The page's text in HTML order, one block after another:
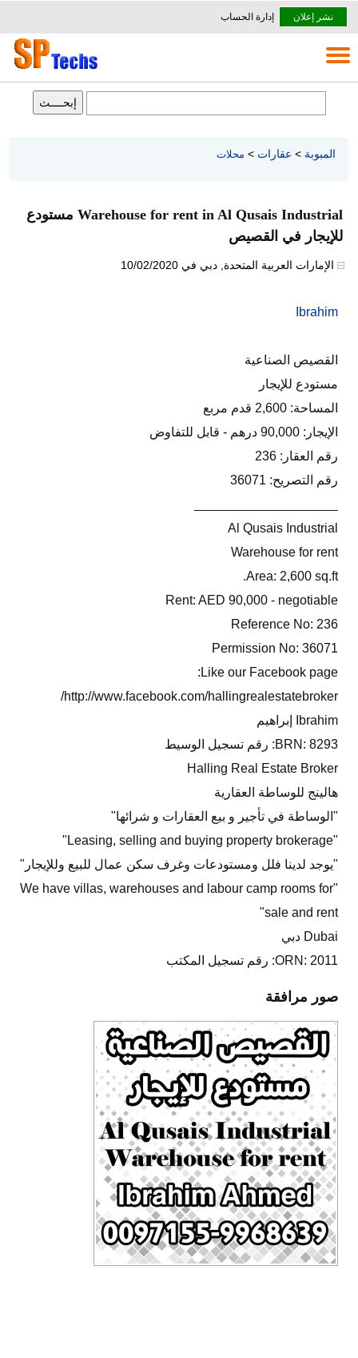
نشر إعلان إدارة الحساب
المبوبة > عقارات > محلات
Warehouse for rent in Al Qusais Industrial مستودع
للإيجار في القصيص
الإمارات العربية المتحدة ,دبي في 10/02/2020
Ibrahim
القصيص الصناعية
مستودع للإيجار
المساحة: 2,600 قدم مربع
الإيجار: 90,000 درهم - قابل للتفاوض
رقم العقار: 236
رقم التصريح: 36071
Al Qusais Industrial
Warehouse for rent
Area: 2,600 sq.ft.
Rent: AED 90,000 - negotiable
Reference No: 236
Permission No: 36071
Like our Facebook page:
http://www.facebook.com/hallingrealestatebroker/
Ibrahim إبراهيم
BRN: 8293: رقم تسجيل الوسيط
Halling Real Estate Broker
هالينج للوساطة العقارية
"الوساطة في تأجير و بيع العقارات و شرائها"
"Leasing, selling and buying property brokerage"
"يوجد لدينا فلل ومستودعات وغرف سكن عمال للبيع وللإيجار"
"We have villas, warehouses and labour camp rooms for
sale and rent"
Dubai دبي
ORN: 2011: رقم تسجيل المكتب
صور مرافقة